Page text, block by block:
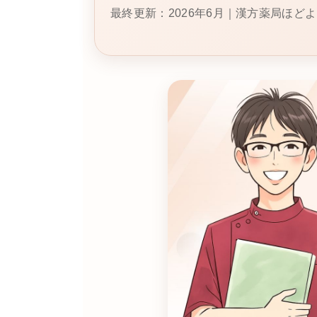
最終更新：2026年6月｜漢方薬局ほど